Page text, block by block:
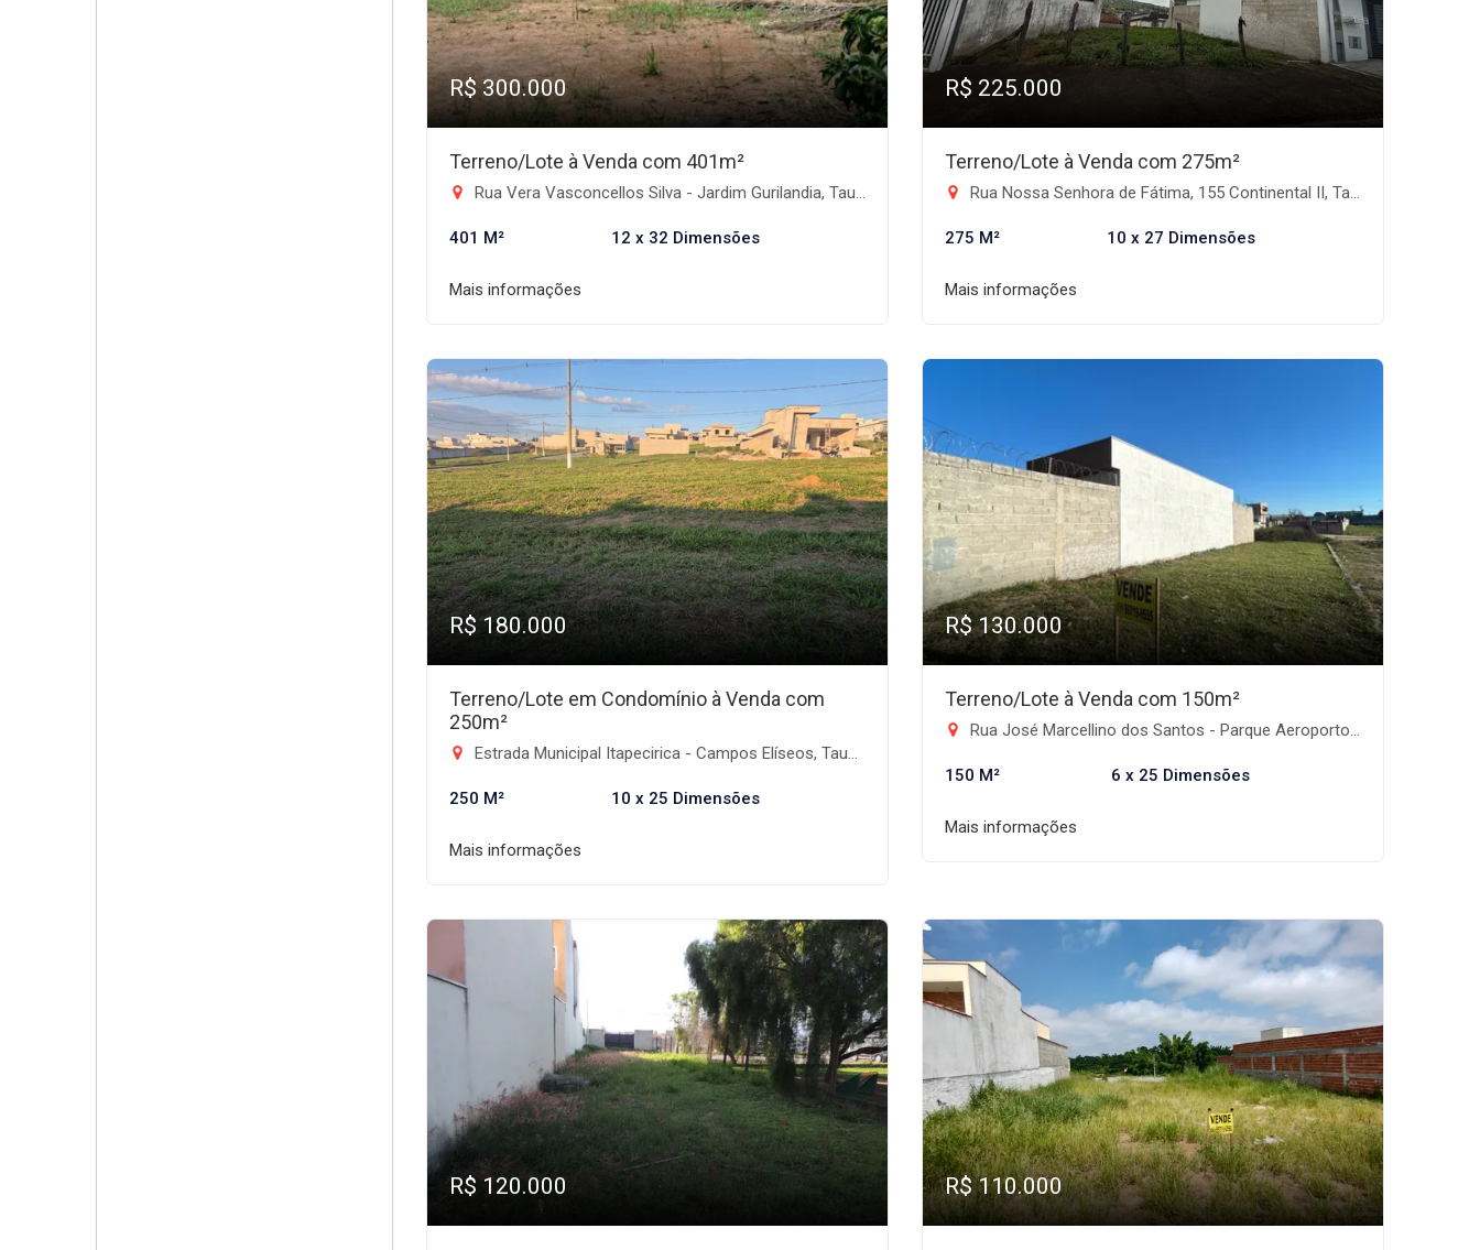
R$ 300.000
Terreno/Lote à Venda com 401m²
Rua Vera Vasconcellos Silva - Jardim Gurilandia, Taubaté-SP
401 M² 12 x 32 Dimensões
Mais informações
R$ 225.000
Terreno/Lote à Venda com 275m²
Rua Nossa Senhora de Fátima, 155 Continental II, Taubaté/SP - Residencial Continental II, Taubaté-SP
275 M² 10 x 27 Dimensões
Mais informações
R$ 180.000
Terreno/Lote em Condomínio à Venda com
250m²
Estrada Municipal Itapecirica - Campos Elíseos, Taubaté-SP
250 M² 10 x 25 Dimensões
Mais informações
R$ 130.000
Terreno/Lote à Venda com 150m²
Rua José Marcellino dos Santos - Parque Aeroporto, Taubaté-SP
150 M² 6 x 25 Dimensões
Mais informações
R$ 120.000 R$ 110.000